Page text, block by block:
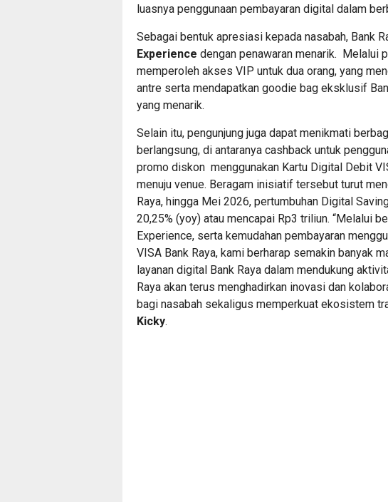
luasnya penggunaan pembayaran digital dalam
Sebagai bentuk apresiasi kepada nasabah, Bank
Experience dengan penawaran menarik. Melalui
memperoleh akses VIP untuk dua orang, yang
antre serta mendapatkan goodie bag eksklusif
yang menarik.
Selain itu, pengunjung juga dapat menikmati
berlangsung, di antaranya cashback untuk
promo diskon menggunakan Kartu Digital Debit
menuju venue. Beragam inisiatif tersebut turut
Raya, hingga Mei 2026, pertumbuhan Digital
20,25% (yoy) atau mencapai Rp3 triliun. “Melalui
Experience, serta kemudahan pembayaran
VISA Bank Raya, kami berharap semakin banyak
layanan digital Bank Raya dalam mendukung
Raya akan terus menghadirkan inovasi dan
bagi nasabah sekaligus memperkuat ekosistem
Kicky.